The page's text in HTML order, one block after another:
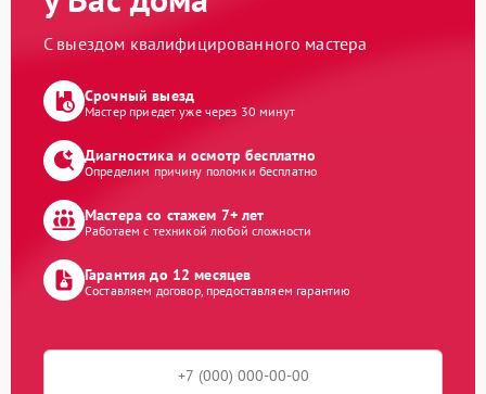
С выездом квалифицированного мастера
Срочный выезд
Мастер приедет уже через 30 минут
Диагностика и осмотр бесплатно
Определим причину поломки бесплатно
Мастера со стажем 7+ лет
Работаем с техникой любой сложности
Гарантия до 12 месяцев
Составляем договор, предоставляем гарантию